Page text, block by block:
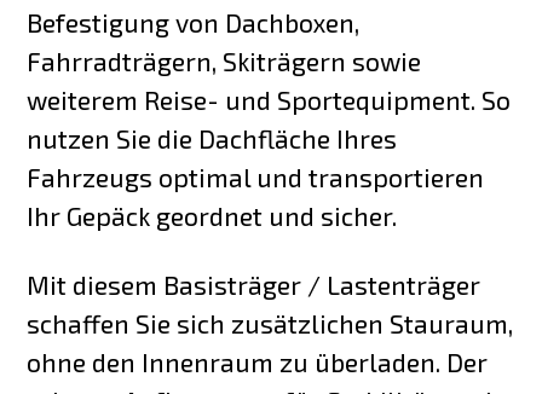
Befestigung von Dachboxen,
Fahrradträgern, Skiträgern sowie
weiterem Reise- und Sportequipment. So
nutzen Sie die Dachfläche Ihres
Fahrzeugs optimal und transportieren
Ihr Gepäck geordnet und sicher.
Mit diesem Basisträger / Lastenträger
schaffen Sie sich zusätzlichen Stauraum,
ohne den Innenraum zu überladen. Der